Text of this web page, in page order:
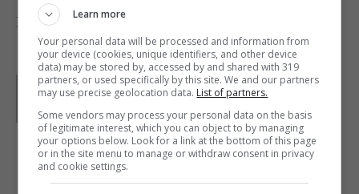
Foto di Livia Iacolare
Parole di Liliana Panzino
IN PRIMO PIANO
Learn more
Your personal data will be processed and information from
your device (cookies, unique identifiers, and other device
data) may be stored by, accessed by and shared with 319
partners, or used specifically by this site. We and our partners
may use precise geolocation data. List of partners.
Some vendors may process your personal data on the basis
of legitimate interest, which you can object to by managing
your options below. Look for a link at the bottom of this page
or in the site menu to manage or withdraw consent in privacy
and cookie settings.